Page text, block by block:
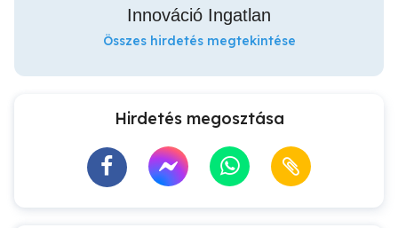
Innováció Ingatlan
Összes hirdetés megtekintése
Hirdetés megosztása